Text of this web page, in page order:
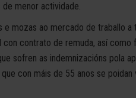
menor actividade.
e mozas ao mercado de traballo a
contrato de remuda, así como
sofren as indemnizacións pola
con máis de 55 anos se